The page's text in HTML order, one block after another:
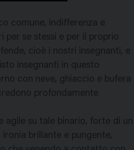
comune, indifferenza e
per se stessi e per il proprio
cioè i nostri insegnanti, e
insegnanti in questo
con neve, ghiaccio e bufera
profondamente
agile su tale binario, forte di un
brillante e pungente,